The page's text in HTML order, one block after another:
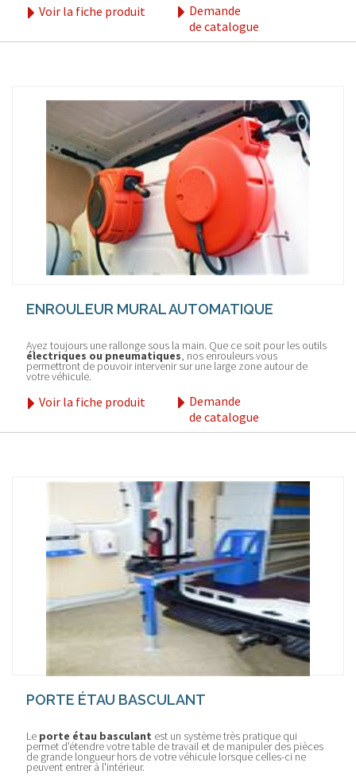
Voir la fiche produit
Demande
de catalogue
ENROULEUR MURAL AUTOMATIQUE
Ayez toujours une rallonge sous la main. Que ce soit pour les outils
électriques ou pneumatiques, nos enrouleurs vous
permettront de pouvoir intervenir sur une large zone autour de
votre véhicule.
Voir la fiche produit
Demande
de catalogue
PORTE ÉTAU BASCULANT
Le porte étau basculant est un système très pratique qui
permet d'étendre votre table de travail et de manipuler des pièces
de grande longueur hors de votre véhicule lorsque celles-ci ne
peuvent entrer à l'intérieur.